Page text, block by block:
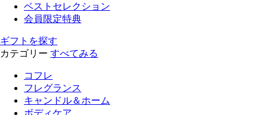
ベストセレクション
会員限定特典
ギフトを探す
カテゴリー すべてみる
コフレ
フレグランス
キャンドル＆ホーム
ボディケア